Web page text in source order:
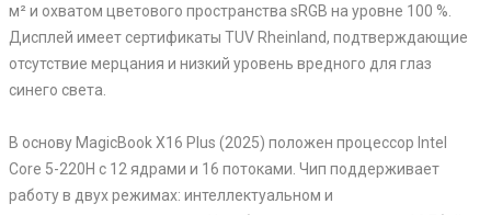
м² и охватом цветового пространства sRGB на уровне 100 %.
Дисплей имеет сертификаты TUV Rheinland, подтверждающие
отсутствие мерцания и низкий уровень вредного для глаз
синего света.
В основу MagicBook X16 Plus (2025) положен процессор Intel
Core 5-220H с 12 ядрами и 16 потоками. Чип поддерживает
работу в двух режимах: интеллектуальном и